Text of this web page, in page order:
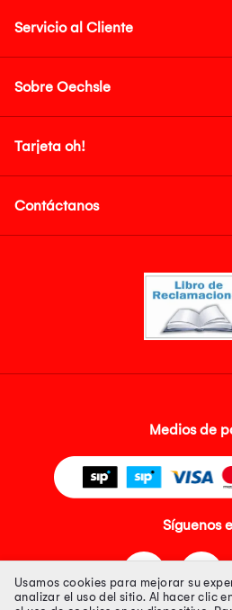
Servicio al Cliente
Sobre Oechsle
Tarjeta oh!
Contáctanos
Medios de
Síguenos
Usamos cookies para mejorar su
analizar el uso del sitio. Al hacer clic